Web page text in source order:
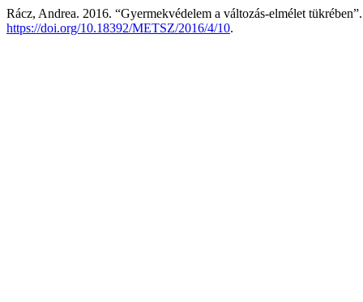
Rácz, Andrea. 2016. “Gyermekvédelem a változás-elmélet
https://doi.org/10.18392/METSZ/2016/4/10.